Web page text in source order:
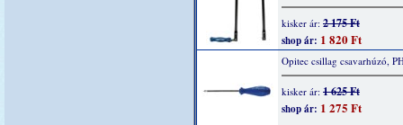
kisker ár: 2 175 Ft
shop ár: 1 820 Ft
Opitec csillag csavarhúzó,
kisker ár: 1 625 Ft
shop ár: 1 275 Ft